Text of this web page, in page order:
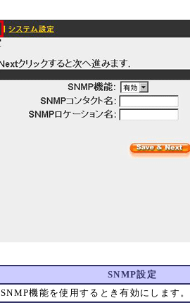
SNMP設定
SNMP機能を使用するとき有効にします。